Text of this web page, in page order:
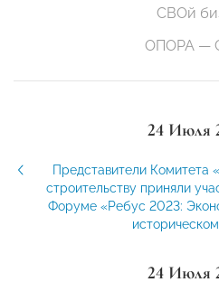
СВОй
ОПОРА —
24 Июля
Представители
строительству приняли
Форуме «Ребус 2023:
24 Июля